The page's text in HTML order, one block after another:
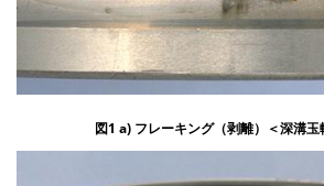
図1 a) フレーキング（剥離）＜深溝玉